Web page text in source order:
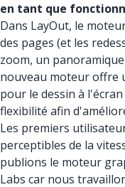
en tant que
Dans LayOut, le
des pages (et les
zoom, un
nouveau moteur offre
pour le dessin à
flexibilité afin
Les premiers
perceptibles de la
publions le moteur
Labs car nous